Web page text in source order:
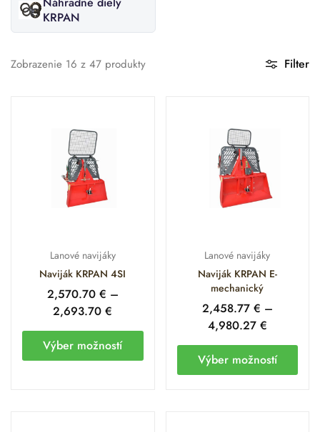
KRPAN
Filter
Zobrazenie 16 z 47 produkty
Lanové navijáky
Naviják KRPAN 4SI
2,570.70 € –
2,693.70€
Výber možností
Lanové navijáky
Naviják KRPAN E-
mechanický
2,458.77 € –
4,980.27 €
Výber možností